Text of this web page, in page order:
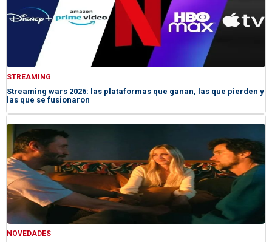
STREAMING
Streaming wars 2026: las plataformas que ganan, las que pierden y
las que se fusionaron
NOVEDADES